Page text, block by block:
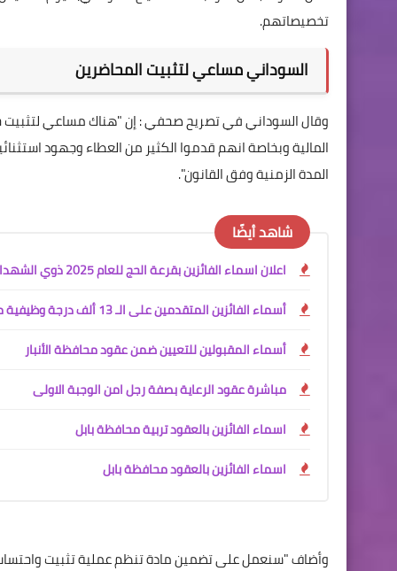
تخصيصاتهم.
السوداني مساعي لتثبيت المحاضرين
وقال السوداني في تصريح صحفي : إن "هناك مساعي لتثبيت
المالية وبخاصة انهم قدموا الكثير من العطاء وجهود
المدة الزمنية وفق القانون".
شاهد أيضًا
اعلان اسماء الفائزين بقرعة الحج للعام 2025 ذوي الشهداء
أسماء الفائزين المتقدمين على الـ 13 ألف درجة وظيفية محافظة البصرة
أسماء المقبولين للتعيين ضمن عقود محافظة الأنبار
مباشرة عقود الرعاية بصفة رجل امن الوجبة الاولى
اسماء الفائزين بالعقود تربية محافظة بابل
اسماء الفائزين بالعقود محافظة بابل